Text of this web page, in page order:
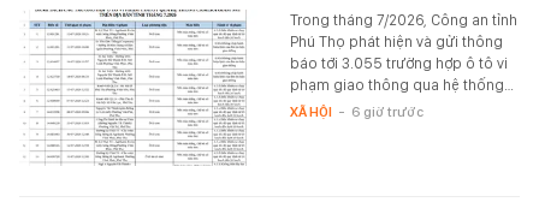
Trong tháng 7/2026, Công an tỉnh
Phú Thọ phát hiện và gửi thông
báo tới 3.055 trường hợp ô tô vi
phạm giao thông qua hệ thống…
XÃ HỘI - 6 giờ trước